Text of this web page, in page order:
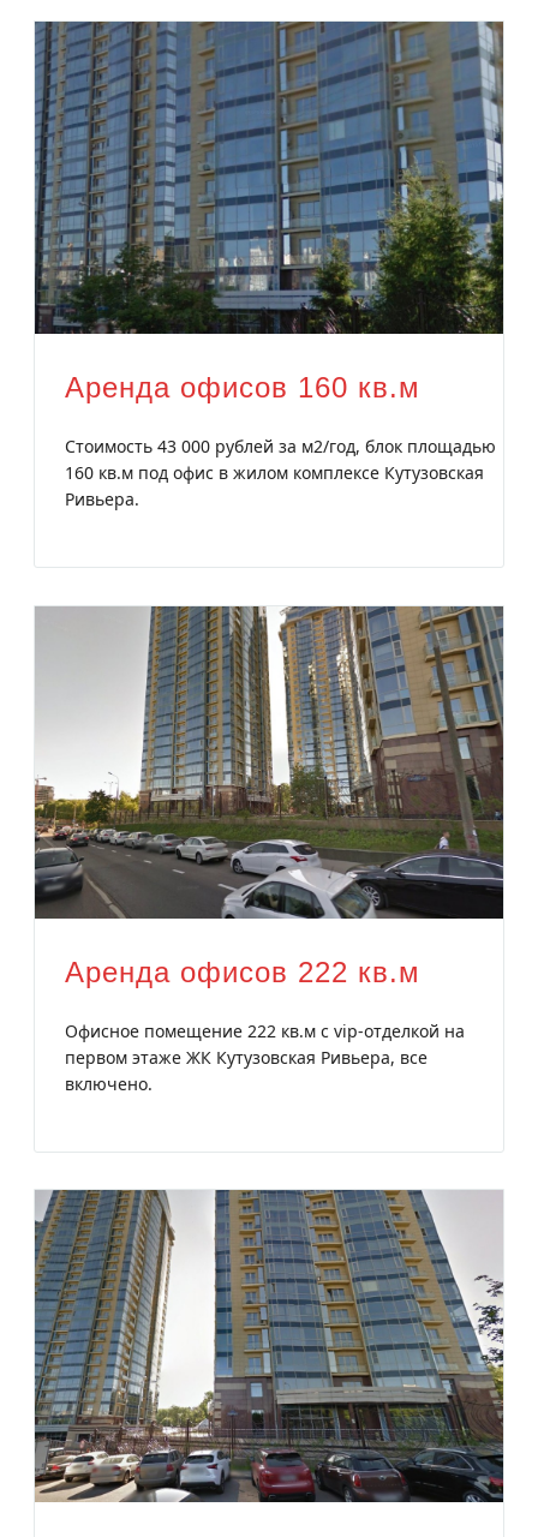
Аренда офисов 160 кв.м
Стоимость 43 000 рублей за м2/год, блок площадью
160 кв.м под офис в жилом комплексе Кутузовская
Ривьера.
Аренда офисов 222 кв.м
Офисное помещение 222 кв.м с vip-отделкой на
первом этаже ЖК Кутузовская Ривьера, все
включено.